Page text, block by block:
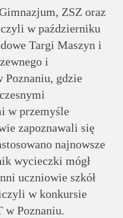
ZSZ oraz
w październiku
Targi Maszyn i
i
Poznaniu, gdzie
w przemyśle
zapoznawali się
najnowsze
wycieczki mógł
uczniowie szkół
w konkursie
w Poznaniu.